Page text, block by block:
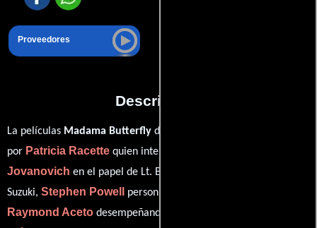
Proveedores
Descripción
La películas Madama Butterfly del año 2010, está protagonizada
por Patricia Racette quien interpreta a Cio-Cio-San,
Jovanovich en el papel de Lt. B.F. Pinkerton,
Suzuki, Stephen Powell personificando a Sharpless y
Raymond Aceto desempeñando el papel de The Bonze (